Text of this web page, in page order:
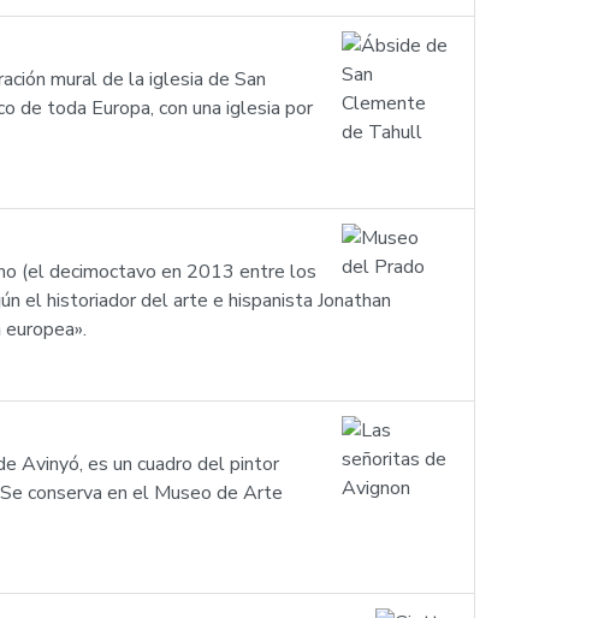
mural de la iglesia de San
de toda Europa, con una iglesia por
(el decimoctavo en 2013 entre los
el historiador del arte e hispanista Jonathan
Avinyó, es un cuadro del pintor
conserva en el Museo de Arte